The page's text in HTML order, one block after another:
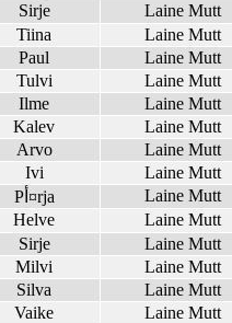
Sirje
Laine Mutt
Tiina
Laine Mutt
Paul
Laine Mutt
Tulvi
Laine Mutt
Ilme
Laine Mutt
Kalev
Laine Mutt
Arvo
Laine Mutt
Ivi
Laine Mutt
Pأ¤rja
Laine Mutt
Helve
Laine Mutt
Sirje
Laine Mutt
Milvi
Laine Mutt
Silva
Laine Mutt
Vaike
Laine Mutt